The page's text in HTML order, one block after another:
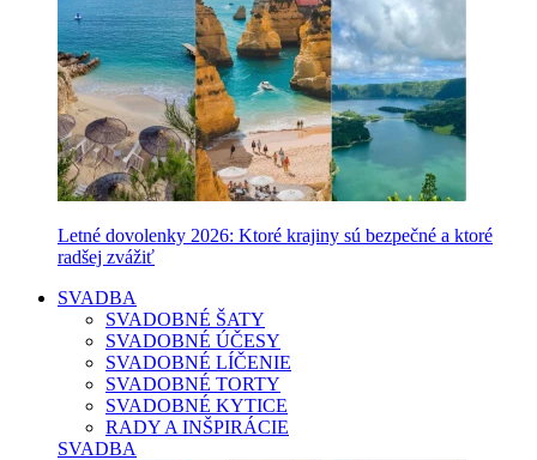
Letné dovolenky 2026: Ktoré krajiny sú bezpečné a ktoré
radšej zvážiť
SVADBA
SVADOBNÉ ŠATY
SVADOBNÉ ÚČESY
SVADOBNÉ LÍČENIE
SVADOBNÉ TORTY
SVADOBNÉ KYTICE
RADY A INŠPIRÁCIE
SVADBA